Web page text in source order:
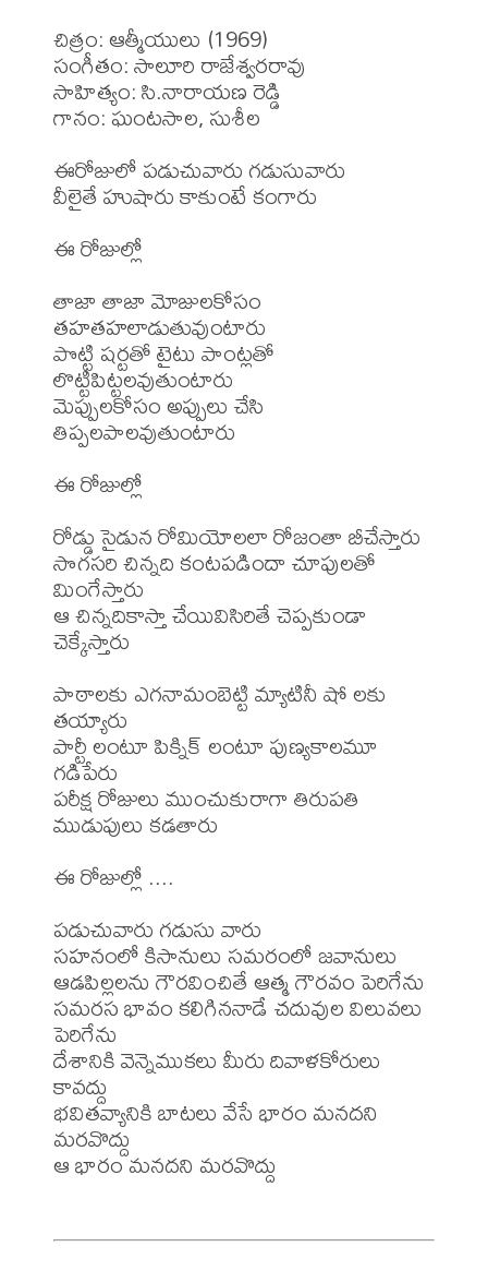
చిత్రం: ఆత్మీయులు (1969)
సంగీతం: సాలూరి రాజేశ్వరరావు
సాహిత్యం: సి.నారాయణ రెడ్డి
గానం: ఘంటసాల, సుశీల
ఈరోజులో పడుచువారు గడుసువారు
వీలైతే హుషారు కాకుంటే కంగారు
ఈ రోజుల్లో
తాజా తాజా మోజులకోసం
తహతహలాడుతువుంటారు
పొట్టి షర్టతో టైటు పాంట్లతో
లొట్టిపిట్టలవుతుంటారు
మెప్పులకోసం అప్పులు చేసి
తిప్పలపాలవుతుంటారు
ఈ రోజుల్లో
రోడ్డు సైడున రోమియోలలా రోజంతా బీచేస్తారు
సొగసరి చిన్నది కంటపడిందా చూపులతో
మింగేస్తారు
ఆ చిన్నదికాస్తా చేయివిసిరితే చెప్పకుండా
చెక్కేస్తారు
పాఠాలకు ఎగనామంబెట్టి మ్యాటినీ షో లకు
తయ్యారు
పార్టీ లంటూ పిక్నిక్ లంటూ పుణ్యకాలమూ
గడిపేరు
పరీక్ష రోజులు ముంచుకురాగా తిరుపతి
ముడుపులు కడతారు
ఈ రోజుల్లో ....
పడుచువారు గడుసు వారు
సహనంలో కిసానులు సమరంలో జవానులు
ఆడపిల్లలను గౌరవించితే ఆత్మ గౌరవం పెరిగేను
సమరస భావం కలిగిననాడే చదువుల విలువలు
పెరిగేను
దేశానికి వెన్నెముకలు మీరు దివాళకోరులు
కావద్దు
భవితవ్యానికి బాటలు వేసే భారం మనదని
మరవొద్దు
ఆ భారం మనదని మరవొద్దు